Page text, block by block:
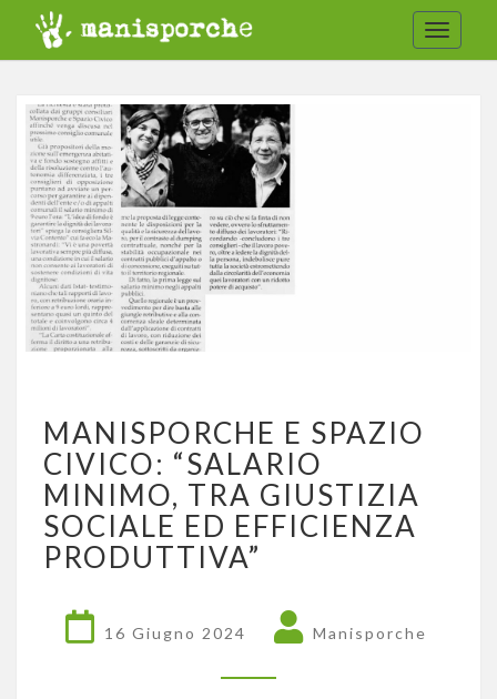
Toggle
E
SPAZIO
CIVICO:
“SALARIO
MINIMO,
TRA
EFFICIENZA
PRODUTTIVA”
MANISPORCHE E SPAZIO
CIVICO: “SALARIO
MINIMO, TRA GIUSTIZIA
SOCIALE ED EFFICIENZA
PRODUTTIVA”
16 Giugno 2024 Manisporche